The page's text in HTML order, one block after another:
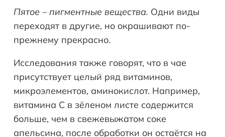
Пятое – пигментные вещества. Одни виды
переходят в другие, но окрашивают по-
прежнему прекрасно.
Исследования также говорят, что в чае
присутствует целый ряд витаминов,
микроэлементов, аминокислот. Например,
витамина С в зёленом листе содержится
больше, чем в свежевыжатом соке
апельсина, после обработки он остаётся на